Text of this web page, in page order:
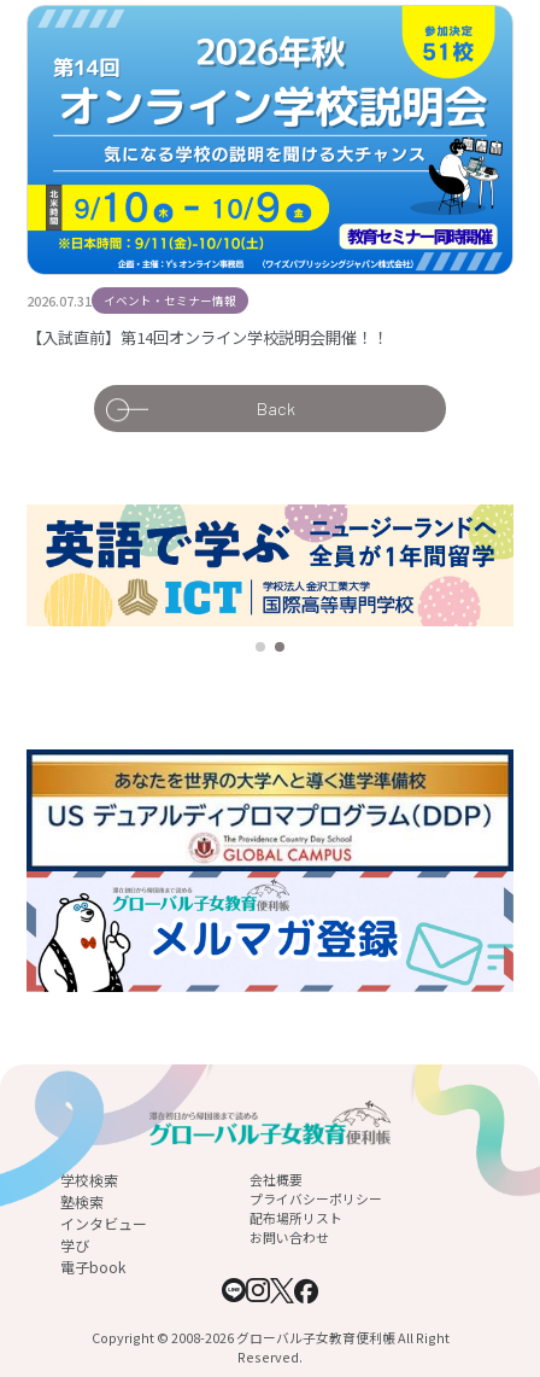
2026.07.31 イベント・セミナー情報
【入試直前】第14回オンライン学校説明会開催！！
Back
学校検索
塾検索
インタビュー
学び
電子book
会社概要
プライバシーポリシー
配布場所リスト
お問い合わせ
Copyright © 2008-2026 グローバル子女教育便利帳 All Right
Reserved.